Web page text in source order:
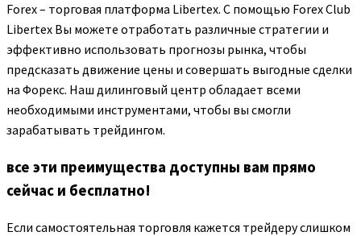
Forex – торговая платформа Libertex. С помощью Forex Club
Libertex Вы можете отработать различные стратегии и
эффективно использовать прогнозы рынка, чтобы
предсказать движение цены и совершать выгодные сделки
на Форекс. Наш дилинговый центр обладает всеми
необходимыми инструментами, чтобы вы смогли
зарабатывать трейдингом.
все эти преимущества доступны вам прямо
сейчас и бесплатно!
Если самостоятельная торговля кажется трейдеру слишком